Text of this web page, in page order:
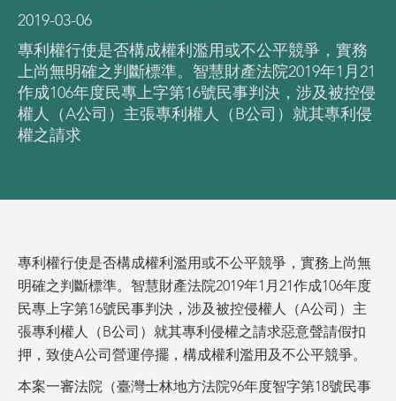
2019-03-06
專利權行使是否構成權利濫用或不公平競爭，實務
上尚無明確之判斷標準。智慧財產法院2019年1月21
作成106年度民專上字第16號民事判決，涉及被控侵
權人（A公司）主張專利權人（B公司）就其專利侵
權之請求
專利權行使是否構成權利濫用或不公平競爭，實務上尚無
明確之判斷標準。智慧財產法院2019年1月21作成106年度
民專上字第16號民事判決，涉及被控侵權人（A公司）主
張專利權人（B公司）就其專利侵權之請求惡意聲請假扣
押，致使A公司營運停擺，構成權利濫用及不公平競爭。
本案一審法院（臺灣士林地方法院96年度智字第18號民事